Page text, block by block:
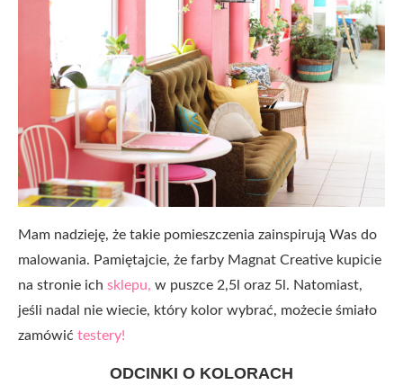
Mam nadzieję, że takie pomieszczenia zainspirują Was do
malowania. Pamiętajcie, że farby Magnat Creative kupicie
na stronie ich sklepu, w puszce 2,5l oraz 5l. Natomiast,
jeśli nadal nie wiecie, który kolor wybrać, możecie śmiało
zamówić testery!
ODCINKI O KOLORACH